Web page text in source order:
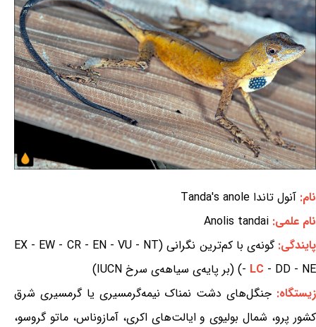
نام: آنول تاندا Tanda's anole
نام علمی: Anolis tandai
پایندگی:
گونه‌ی با کم‌ترین نگرانی (EX - EW - CR - EN - VU - NT
- LC - DD - NE) (بر پایه‌ی سیاهه‌ی سرخ IUCN)
زیستگاه: جنگل‌های دشت نمناک نیمه‌گرمسیری یا گرمسیری شرق
کشور پرو، شمال بولیوی و ایالت‌های اکری، آمازوناس، ماتو گروسو،